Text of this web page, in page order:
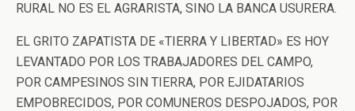
RURAL NO ES EL AGRARISTA, SINO LA BANCA USURERA.
EL GRITO ZAPATISTA DE «TIERRA Y LIBERTAD» ES HOY
LEVANTADO POR LOS TRABAJADORES DEL CAMPO,
POR CAMPESINOS SIN TIERRA, POR EJIDATARIOS
EMPOBRECIDOS, POR COMUNEROS DESPOJADOS, POR